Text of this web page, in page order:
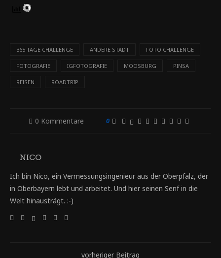
365 TAGE CHALLENGE ANDERE STADT FOTO CHALLENGE
FOTOGRAFIE IGFOTOGRAFIE MOOSBURG PINSA
REISEN ROADTRIP
0 Kommentare 0
NICO
Ich bin Nico, ein Vermessungsingenieur aus der Oberpfalz, der
in Oberbayern lebt und arbeitet. Und hier seinen Senf in die
Welt hinausträgt. :-)
vorheriger Beitrag